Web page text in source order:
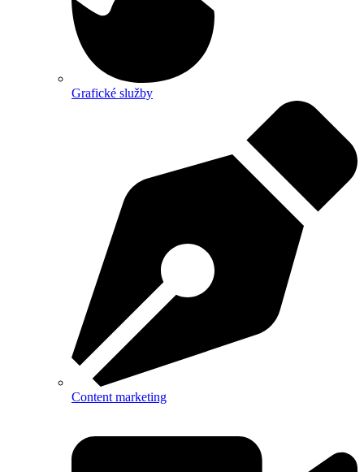
Grafické služby
Content marketing